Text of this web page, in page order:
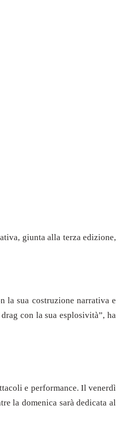
giunta alla terza edizione,
la sua costruzione narrativa e
con la sua esplosività”, ha
e performance. Il venerdì
la domenica sarà dedicata al